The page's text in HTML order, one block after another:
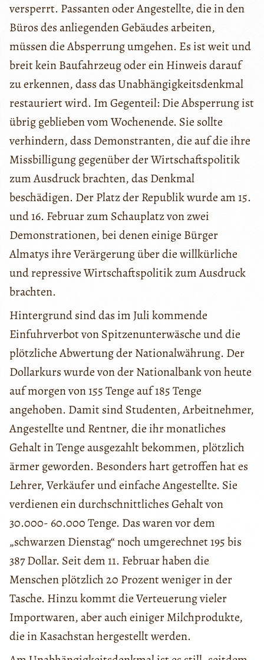
versperrt. Passanten oder Angestellte, die in den
Büros des anliegenden Gebäudes arbeiten,
müssen die Absperrung umgehen. Es ist weit und
breit kein Baufahrzeug oder ein Hinweis darauf
zu erkennen, dass das Unabhängigkeitsdenkmal
restauriert wird. Im Gegenteil: Die Absperrung ist
übrig geblieben vom Wochenende. Sie sollte
verhindern, dass Demonstranten, die auf die ihre
Missbilligung gegenüber der Wirtschaftspolitik
zum Ausdruck brachten, das Denkmal
beschädigen. Der Platz der Republik wurde am 15.
und 16. Februar zum Schauplatz von zwei
Demonstrationen, bei denen einige Bürger
Almatys ihre Verärgerung über die willkürliche
und repressive Wirtschaftspolitik zum Ausdruck
brachten.
Hintergrund sind das im Juli kommende
Einfuhrverbot von Spitzenunterwäsche und die
plötzliche Abwertung der Nationalwährung. Der
Dollarkurs wurde von der Nationalbank von heute
auf morgen von 155 Tenge auf 185 Tenge
angehoben. Damit sind Studenten, Arbeitnehmer,
Angestellte und Rentner, die ihr monatliches
Gehalt in Tenge ausgezahlt bekommen, plötzlich
ärmer geworden. Besonders hart getroffen hat es
Lehrer, Verkäufer und einfache Angestellte. Sie
verdienen ein durchschnittliches Gehalt von
30.000- 60.000 Tenge. Das waren vor dem
„schwarzen Dienstag“ noch umgerechnet 195 bis
387 Dollar. Seit dem 11. Februar haben die
Menschen plötzlich 20 Prozent weniger in der
Tasche. Hinzu kommt die Verteuerung vieler
Importwaren, aber auch einiger Milchprodukte,
die in Kasachstan hergestellt werden.